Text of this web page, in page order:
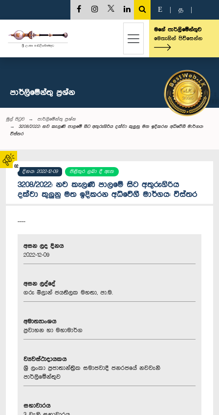
02
E த
මගේ පාර්ලිමේන්තුව
මෙතැනින් පිවිසෙන්න
පාර්ලි‌මේන්තු‌ ප්‍රශ්න
මුල් පිටුව
පාර්ලි‌මේන්තු‌ ප්‍රශ්න
3208/2022: නව කැලණි පාලමේ සිට අතුරුගිරිය දක්වා කුලුනු මත ඉදිකරන අධිවේගී මාර්ගය:
විස්තර
දිනය: 2022-12-09 පිළිතුර ලබා දී ඇත
3208/2022: නව කැලණි පාලමේ සිට අතුරුගිරිය
දක්වා කුලුනු මත ඉදිකරන අධිවේගී මාර්ගය: විස්තර
----
අසන ලද දිනය
2022-12-09
අසන ලද්දේ
ගරු මිලාන් ජයතිලක මහතා, පා.ම.
අමාත්‍යාංශය
ප්‍රවාහන හා මහාමාර්ග
ව්‍යවස්ථාදායකය
ශ්‍රී ලංකා ප්‍රජාතාන්ත්‍රික සමාජවාදී ජනරජයේ නවවැනි
පාර්ලිමේන්තුව
සභාවාරය